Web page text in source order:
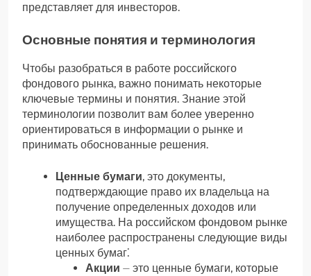
представляет для инвесторов.
Основные понятия и терминология
Чтобы разобраться в работе российского
фондового рынка, важно понимать некоторые
ключевые термины и понятия. Знание этой
терминологии позволит вам более уверенно
ориентироваться в информации о рынке и
принимать обоснованные решения.
Ценные бумаги, это документы,
подтверждающие право их владельца на
получение определенных доходов или
имущества. На российском фондовом рынке
наиболее распространены следующие виды
ценных бумаг⁚
Акции ⏤ это ценные бумаги, которые